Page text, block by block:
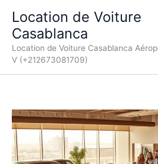
contenu
Location de Voiture
Casablanca
Location de Voiture Casablanca
V (+212673081709)